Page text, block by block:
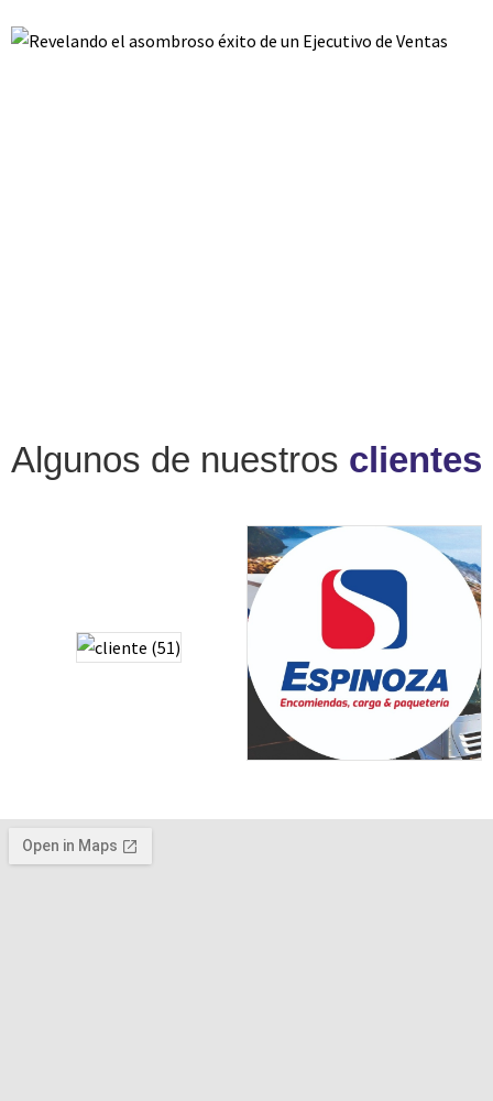
Algunos de nuestros clientes